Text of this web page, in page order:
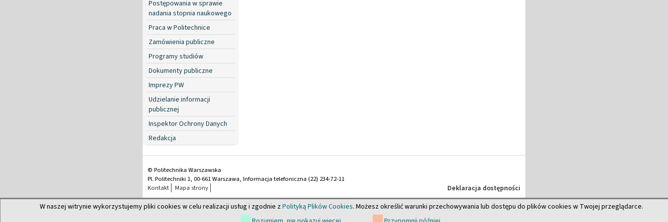
W naszej witrynie wykorzystujemy pliki cookies w celu realizacji usług i zgodnie zPolityką Plików Cookies. Możesz określić warunki przechowywania lub dostępu do plików cookies w Twojej przeglądarce.
Postępowania w sprawie
nadania stopnia naukowego
Praca w Politechnice
Zamówienia publiczne
Programy studiów
Dokumenty publiczne
Imprezy PW
Udzielanie informacji
publicznej
Inspektor Ochrony Danych
Redakcja
© Politechnika Warszawska
Pl. Politechniki 1, 00-661 Warszawa, Informacja telefoniczna (22) 234-72-11
Kontakt
Mapa strony Deklaracja dostępności